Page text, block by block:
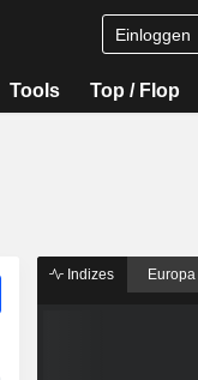
Einloggen
Tools Top / Flop
Indizes Europa